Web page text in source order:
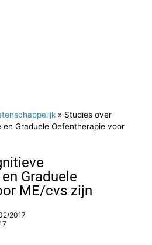
» Studies over
Graduele Oefentherapie voor
Graduele
ME/cvs zijn
2017